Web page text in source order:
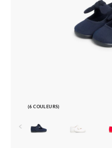
(6 COULEURS)